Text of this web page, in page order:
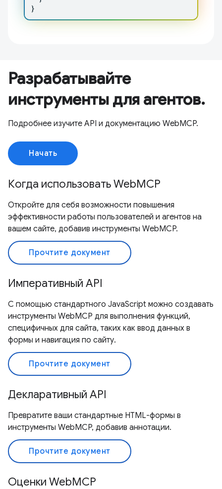
}
Разрабатывайте
инструменты для агентов.
Подробнее изучите API и документацию WebMCP.
Начать
Когда использовать WebMCP
Откройте для себя возможности повышения
эффективности работы пользователей и агентов на
вашем сайте, добавив инструменты WebMCP.
Прочтите документ
Императивный API
С помощью стандартного JavaScript можно создавать
инструменты WebMCP для выполнения функций,
специфичных для сайта, таких как ввод данных в
формы и навигация по сайту.
Прочтите документ
Декларативный API
Превратите ваши стандартные HTML-формы в
инструменты WebMCP, добавив аннотации.
Прочтите документ
Оценки WebMCP